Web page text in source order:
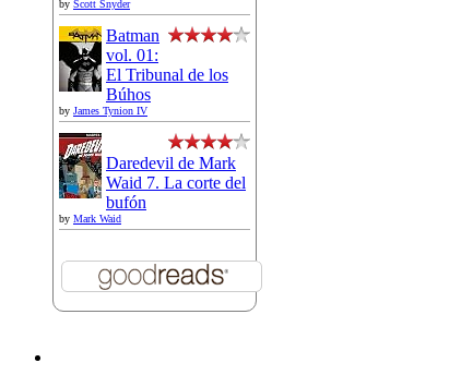
by Scott Snyder
Batman
vol. 01:
El Tribunal de los
Búhos
by James Tynion IV
Daredevil de Mark
Waid 7. La corte del
bufón
by Mark Waid